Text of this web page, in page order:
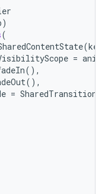
)
(
(key
=
(),
(),
=